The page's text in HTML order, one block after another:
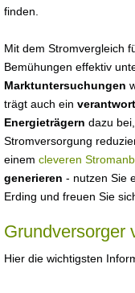
finden.
Mit dem Stromvergleich
Bemühungen effektiv
Marktuntersuchungen
trägt auch ein
Energieträgern dazu
Stromversorgung
einem cleveren
generieren - nutzen Sie
Erding und freuen Sie
Grundversorger
Hier die wichtigsten